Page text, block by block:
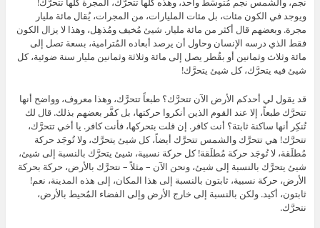
ويوجد في الكون مئات، بل مئات المليارات، من المجرات، يُقال مائة مليار
مجرة. وبعضهم قال أكثر من مائة مليار. شيئ مُخيف ومُذهِل، وهذا لا يزال الكون
فقط الذي درسه الإنسان وحاول أن يرصد أبعاده المُترامية، بسعة تصل إلى
مائة وثلاث وثمانين أو بقُطر يصل إلى مائة وثلاثة وثمانين مليار سنة ضوئية، كل
شيئ فيه يتحرَّك، كل شيئ يتحرَّك!
قد يقول لي أحدكم الأرض الآن تتحرَّك؟ طبعاً تتحرَّك، وهذا معروف، وواضح أنها
تتحرَّك طبعاً، إلا عند القوم الذين أنكروا حركتها، بل كفَّر بعضهم بذلك. قال لك
تُنكِر أنها ساكنة ثابتة؟ أنت كافر. إن قلت بتحركها، فأنت كافر. يا أخي تتحرَّك،
تتحرَّك! هي تتحرَّك والشمس تتحرَّك أيضاً، كل شيئ يتحرَّك، ولا تُوجَد حركة
مُطلَقة، لا تُوجَد حركة مُطلَقة! كل حركة نسبية، شيئ يتحرَّك بالنسبة إلى شيئ،
شيئ يتحرَّك بالنسبة إلى شيئ، ونحن الآن – مثلاً – نتحرَّك بالأرض، حركة بحركة
الأرض، حركة نسبية، ثابتون بالنسبة إلى هذا المكان، إلى هذه المدينة، نعم!
ثابتون، أكيد. ولكن بالنسبة إلى خارج الأرض وإلى الفضاء المُحيط بالأرض،
نتحرَّك.